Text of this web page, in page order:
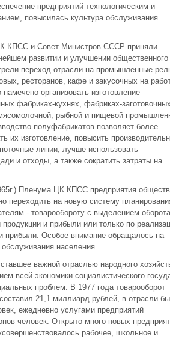
предприятий технологическим и
повысилась культура обслуживания
КПСС и Совет Министров СССР приняли
развитии и улучшении общественного
переход отрасли на промышленные
ресторанов, кафе и закусочных на
организовать изготовление
фабриках-кухнях, фабриках-
рыбной и пищевой
полуфабрикатов позволяет более
их изготовление, повысить
линии, лучше использовать
и отходы, а также сократить затраты на
Пленума ЦК КПСС предприятия
переходить на новую систему
- товарообороту с выделением
продукции и прибыли или только по
прибыли. Особое внимание обращалось на
населения.
важной отраслью народного
всей экономики социалистического
проблем. В 1977 года товарооборот
21,1 миллиард рублей, в отрасли
ежедневно услугами предприятий
человек. Открыто много новых
рабочее, школьное и